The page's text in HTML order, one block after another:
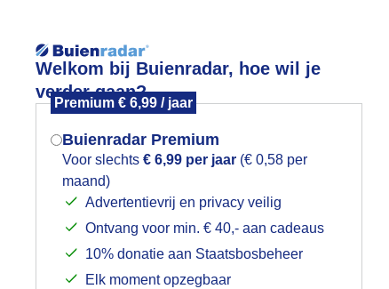
Welkom bij Buienradar, hoe wil je
verder gaan?
Premium € 6,99 / jaar
Buienradar Premium
Voor slechts € 6,99 per jaar (€ 0,58 per
maand)
Advertentievrij en privacy veilig
Ontvang voor min. € 40,- aan cadeaus
10% donatie aan Staatsbosbeheer
Elk moment opzegbaar
Foto en video Weerzine
Zoeken
Mogen we je locatie gebruiken voor
het weer?